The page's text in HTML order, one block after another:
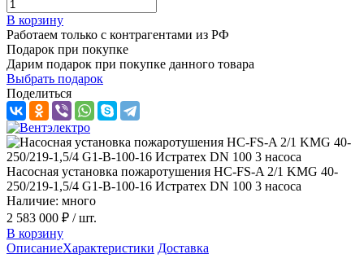
В корзину
Работаем только с контрагентами из РФ
Подарок при покупке
Дарим подарок при покупке данного товара
Выбрать подарок
Поделиться
Насосная установка пожаротушения HC-FS-A 2/1 KMG 40-
250/219-1,5/4 G1-B-100-16 Истратех DN 100 3 насоса
Наличие: много
2 583 000 ₽ / шт.
В корзину
ОписаниеХарактеристики Доставка